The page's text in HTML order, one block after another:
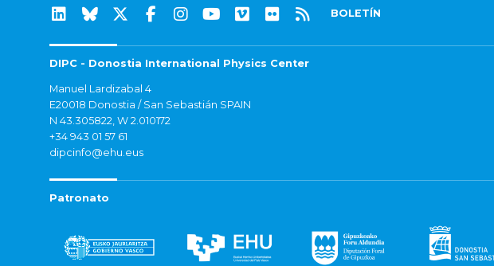
BOLETÍN
DIPC - Donostia International Physics Center
Manuel Lardizabal 4
E20018 Donostia / San Sebastián SPAIN
N 43.305822, W 2.010172
+34 943 01 57 61
dipcinfo@ehu.eus
Patronato